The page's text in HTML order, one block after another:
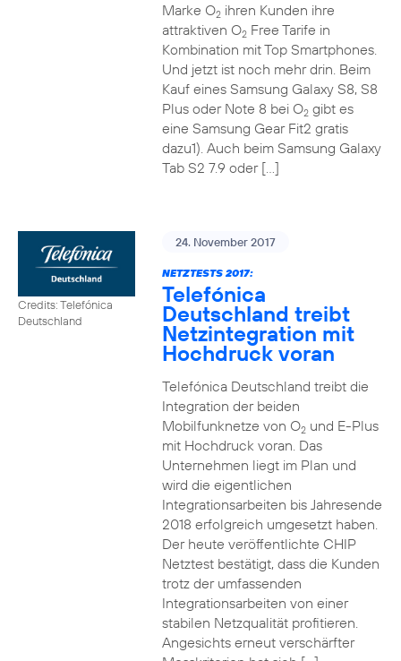
Marke O2ihren Kunden ihre
attraktiven O2Free Tarife in
Kombination mit Top Smartphones.
Und jetzt ist noch mehr drin. Beim
Kauf eines Samsung Galaxy S8, S8
Plus oder Note 8 bei O2gibt es
eine Samsung Gear Fit2 gratis
dazu1). Auch beim Samsung Galaxy
Tab S2 7.9 oder […]
Credits: Telefónica
Deutschland
24. November 2017
NETZTESTS 2017:
Telefónica
Deutschland treibt
Netzintegration mit
Hochdruck voran
Telefónica Deutschland treibt die
Integration der beiden
Mobilfunknetze von O2und E-Plus
mit Hochdruck voran. Das
Unternehmen liegt im Plan und
wird die eigentlichen
Integrationsarbeiten bis Jahresende
2018 erfolgreich umgesetzt haben.
Der heute veröffentlichte CHIP
Netztest bestätigt, dass die Kunden
trotz der umfassenden
Integrationsarbeiten von einer
stabilen Netzqualität profitieren.
Angesichts erneut verschärfter